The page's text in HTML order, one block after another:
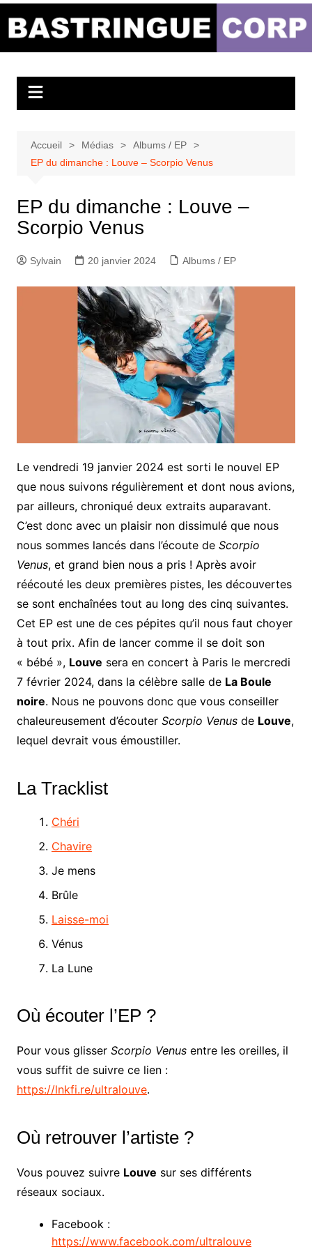
Bastringue Corp –
Musicales
Accueil Médias
Albums / EP
EP du dimanche : Louve – Scorpio Venus
EP du dimanche : Louve –
Scorpio Venus
Sylvain 20 janvier 2024 Albums / EP
Le vendredi 19 janvier 2024 est sorti le nouvel EP
que nous suivons régulièrement et dont nous avions,
par ailleurs, chroniqué deux extraits auparavant.
C’est donc avec un plaisir non dissimulé que nous
nous sommes lancés dans l’écoute de Scorpio
Venus, et grand bien nous a pris ! Après avoir
réécouté les deux premières pistes, les découvertes
se sont enchaînées tout au long des cinq suivantes.
Cet EP est une de ces pépites qu’il nous faut choyer
à tout prix. Afin de lancer comme il se doit son
« bébé », Louve sera en concert à Paris le mercredi
7 février 2024, dans la célèbre salle de La Boule
noire. Nous ne pouvons donc que vous conseiller
chaleureusement d’écouter Scorpio Venusde Louve,
lequel devrait vous émoustiller.
La Tracklist
Chéri
Chavire
Je mens
Brûle
Laisse-moi
Vénus
La Lune
Où écouter l’EP ?
Pour vous glisser Scorpio Venusentre les oreilles, il
vous suffit de suivre ce lien :
https://lnkfi.re/ultralouve.
Où retrouver l’artiste ?
Vous pouvez suivre Louve sur ses différents
réseaux sociaux.
Facebook :
https://www.facebook.com/ultralouve